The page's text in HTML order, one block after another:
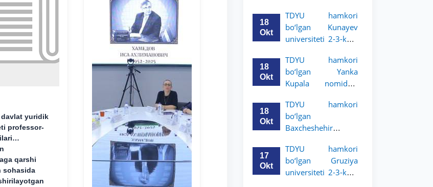
yuridik
professor-
qarshi
sohasida
3-kurs talabalari
uchun akademik
mobillik dasturini
18
Okt
TDYU hamkori
bo‘lgan Kunayev
universiteti 2-3-kurs
akademik mobillik
dasturini e’lon qiladi
18
Okt
TDYU hamkori
bo‘lgan Yanka
Kupala nomidagi
universiteti 2-3-
bosqich talabalari
uchun akademik
e’lon qildi
18
Okt
TDYU hamkori
bo‘lgan
Baxcheshehir
bosqich talabalari
uchun akademik
mobillik dasturini
17
Okt
TDYU hamkori
bo‘lgan Gruziya
universiteti 2-3-kurs